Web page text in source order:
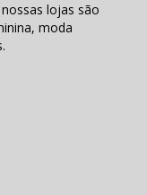
lojas são
moda